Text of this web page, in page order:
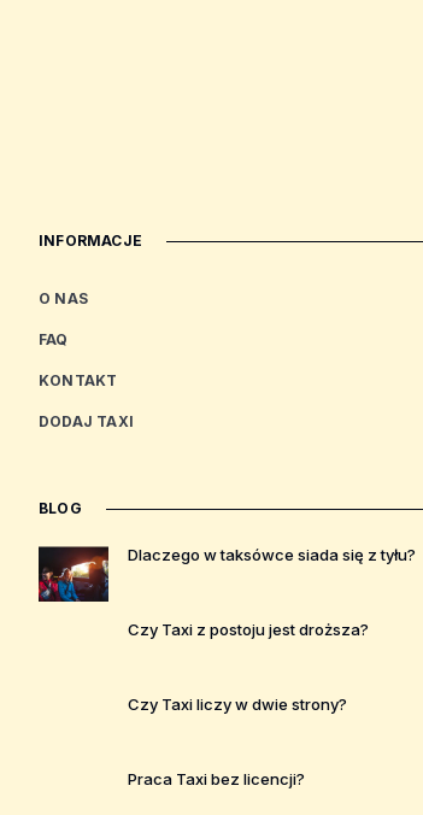
INFORMACJE
O NAS
FAQ
KONTAKT
DODAJ TAXI
BLOG
Dlaczego w taksówce siada się z tyłu?
Czy Taxi z postoju jest droższa?
Czy Taxi liczy w dwie strony?
Praca Taxi bez licencji?